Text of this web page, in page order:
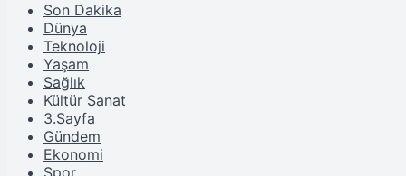
Son Dakika
Dünya
Teknoloji
Yaşam
Sağlık
Kültür Sanat
3.Sayfa
Gündem
Ekonomi